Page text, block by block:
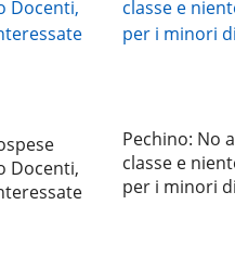
Docenti,
Pechino: No
classe e
per i minori